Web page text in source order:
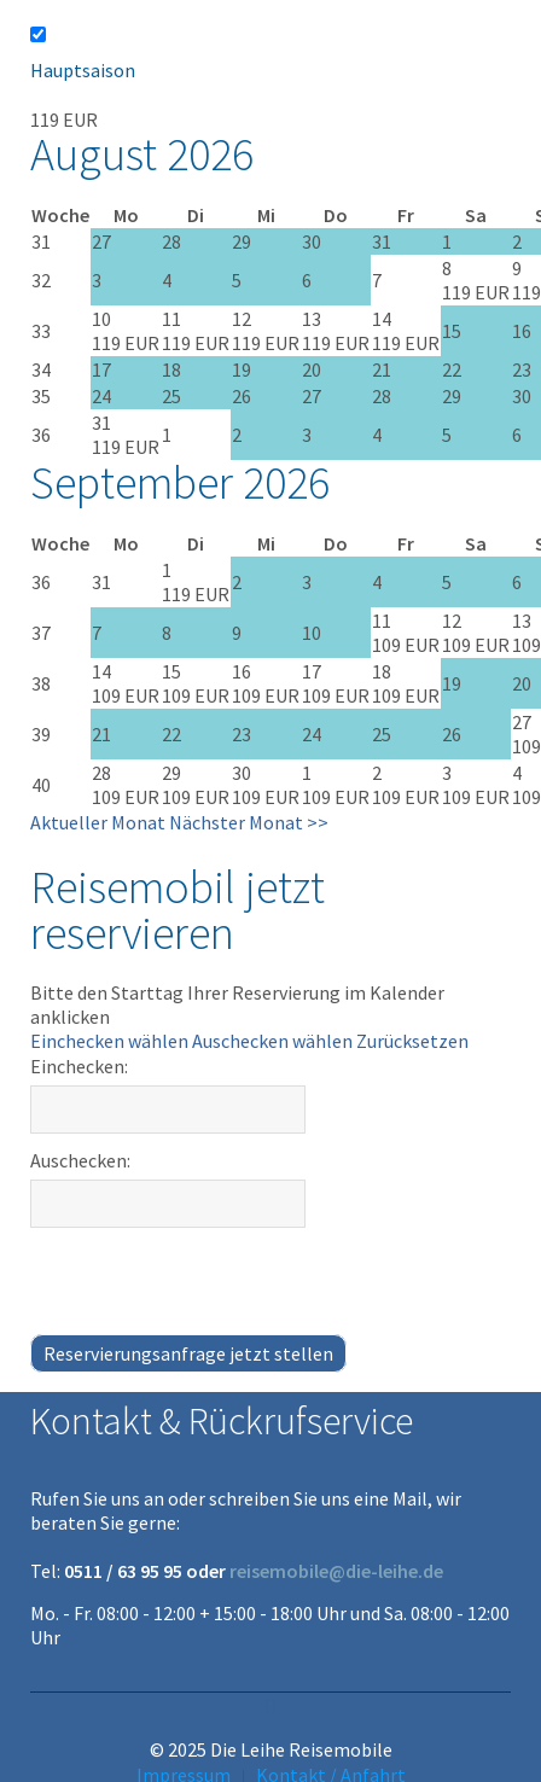
Hauptsaison
119 EUR
August 2026
Woche Mo Di Mi Do Fr Sa
31
27 28 29 30 31 1
2
32
3 4 5 6 7
8
119 EUR
9
33
10
119 EUR
11
119 EUR
12
119 EUR
13
119 EUR
14
119 EUR 15
16
34
17 18 19 20 21 22
23
35
24 25 26 27 28 29
30
36
31
119 EUR 1 2 3 4 5 6
September 2026
Woche Mo Di Mi Do Fr Sa
36
31
1
119 EUR 2 3 4 5 6
37 7 8 9 10
11
109 EUR
12
109 EUR
13
38
14
109 EUR
15
109 EUR
16
109 EUR
17
109 EUR
18
109 EUR 19 20
39 21 22 23 24 25 26
27
40
28
109 EUR
29
109 EUR
30
109 EUR
1
109 EUR
2
109 EUR
3
109 EUR
4
Aktueller Monat Nächster Monat >>
Reisemobil jetzt
reservieren
Bitte den Starttag Ihrer Reservierung im Kalender
anklicken
Einchecken wählen Auschecken wählen Zurücksetzen
Einchecken:
Auschecken:
Reservierungsanfrage jetzt stellen
Kontakt & Rückrufservice
Rufen Sie uns an oder schreiben Sie uns eine Mail, wir
beraten Sie gerne:
Tel: 0511 / 63 95 95 oder reisemobile@die-leihe.de
Mo. - Fr. 08:00 - 12:00 + 15:00 - 18:00 Uhr und Sa. 08:00 - 12:00
Uhr
© 2025 Die Leihe Reisemobile
Impressum
Kontakt / Anfahrt